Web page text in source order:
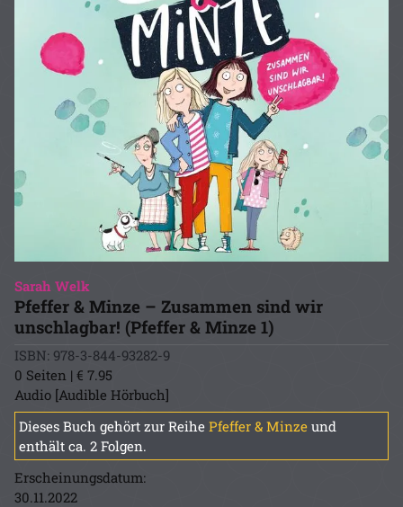
Sarah Welk
Pfeffer & Minze – Zusammen sind wir
unschlagbar! (Pfeffer & Minze 1)
ISBN: 978-3-844-93282-9
0 Seiten | € 7.95
Audio [Audible Hörbuch]
Dieses Buch gehört zur Reihe Pfeffer & Minze und
enthält ca. 2 Folgen.
Erscheinungsdatum:
30.11.2022